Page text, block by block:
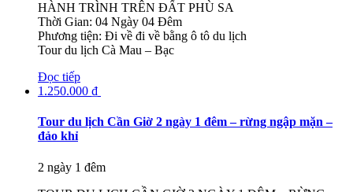
HÀNH TRÌNH TRÊN ĐẤT PHÙ SA
Thời Gian: 04 Ngày 04 Đêm
Phương tiện: Đi về đi về bằng ô tô du lịch
Tour du lịch Cà Mau – Bạc
Đọc tiếp
1.250.000 ₫
Tour du lịch Cần Giờ 2 ngày 1 đêm – rừng ngập mặn –
đảo khỉ
2 ngày 1 đêm